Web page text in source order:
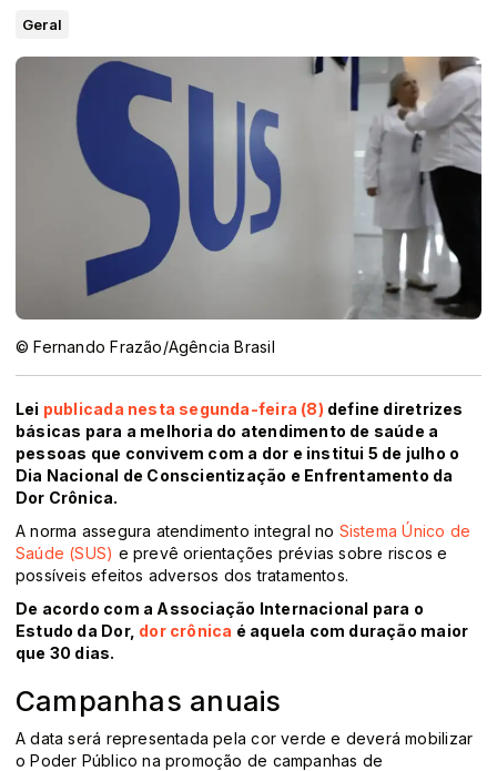
Geral
© Fernando Frazão/Agência Brasil
Lei publicada nesta segunda-feira (8) define diretrizes
básicas para a melhoria do atendimento de saúde a
pessoas que convivem com a dor e institui 5 de julho o
Dia Nacional de Conscientização e Enfrentamento da
Dor Crônica.
A norma assegura atendimento integral no Sistema Único de
Saúde (SUS) e prevê orientações prévias sobre riscos e
possíveis efeitos adversos dos tratamentos.
De acordo com a Associação Internacional para o
Estudo da Dor, dor crônica é aquela com duração maior
que 30 dias.
Campanhas anuais
A data será representada pela cor verde e deverá mobilizar
o Poder Público na promoção de campanhas de